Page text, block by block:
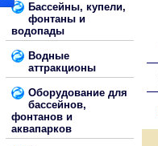
Бассейны, купели,
фонтаны и
водопады
Водные
аттракционы
Оборудование для
бассейнов,
фонтанов и
аквапарков